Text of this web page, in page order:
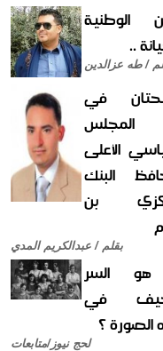
الوطنية
..
/ طه عزالدين
في
المجلس
الأعلى
البنك
بن
بقلم / عبدالكريم المدي
السر
في
؟
لحج نيوز/متابعات